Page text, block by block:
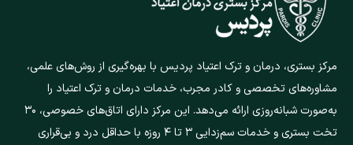
مرکز بستری، درمان و ترک اعتیاد پردیس با بهره‌گیری از روش‌های علمی،
مشاوره‌های تخصصی و کادر مجرب، خدمات درمان و ترک اعتیاد را
به‌صورت شبانه‌روزی ارائه می‌دهد. این مرکز دارای اتاق‌های خصوصی، ۳۰
تخت بستری و خدمات سم‌زدایی ۳ تا ۴ روزه با حداقل درد و بی‌قراری